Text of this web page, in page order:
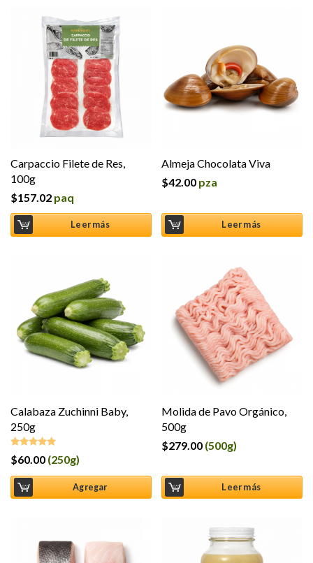
Carpaccio Filete de Res,
100g
$157.02 paq
Leer más
Almeja Chocolata Viva
$42.00 pza
Leer más
Calabaza Zuchinni Baby,
250g
Valorado en
$60.00 (250g)
Agregar
Molida de Pavo Orgánico,
500g
$279.00 (500g)
Leer más